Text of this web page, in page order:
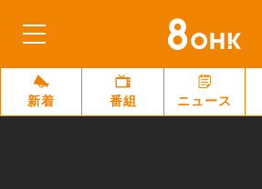
新着 番組 ニュース